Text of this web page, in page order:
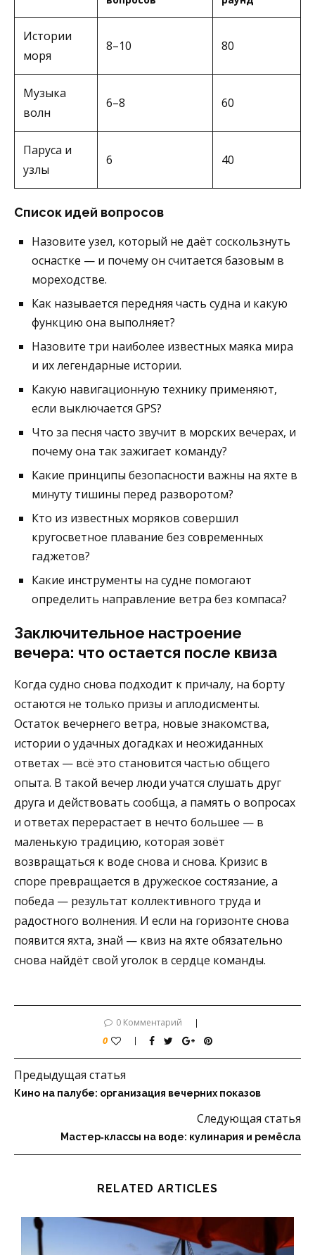
Истории
моря
8–10 80
Музыка
волн
6–8 60
Паруса и
узлы
6 40
Список идей вопросов
Назовите узел, который не даёт соскользнуть
оснастке — и почему он считается базовым в
мореходстве.
Как называется передняя часть судна и какую
функцию она выполняет?
Назовите три наиболее известных маяка мира
и их легендарные истории.
Какую навигационную технику применяют,
если выключается GPS?
Что за песня часто звучит в морских вечерах, и
почему она так зажигает команду?
Какие принципы безопасности важны на яхте в
минуту тишины перед разворотом?
Кто из известных моряков совершил
кругосветное плавание без современных
гаджетов?
Какие инструменты на судне помогают
определить направление ветра без компаса?
Заключительное настроение
вечера: что остается после квиза
Когда судно снова подходит к причалу, на борту
остаются не только призы и аплодисменты.
Остаток вечернего ветра, новые знакомства,
истории о удачных догадках и неожиданных
ответах — всё это становится частью общего
опыта. В такой вечер люди учатся слушать друг
друга и действовать сообща, а память о вопросах
и ответах перерастает в нечто большее — в
маленькую традицию, которая зовёт
возвращаться к воде снова и снова. Кризис в
споре превращается в дружеское состязание, а
победа — результат коллективного труда и
радостного волнения. И если на горизонте снова
появится яхта, знай — квиз на яхте обязательно
снова найдёт свой уголок в сердце команды.
0 Комментарий
0
Предыдущая статья
Кино на палубе: организация вечерних показов
Следующая статья
Мастер‑классы на воде: кулинария и ремёсла
RELATED ARTICLES